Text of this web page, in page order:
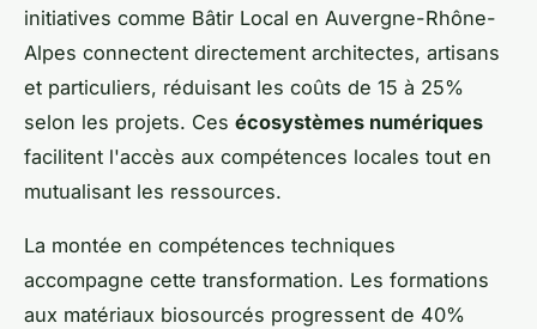
initiatives comme Bâtir Local en Auvergne-Rhône-
Alpes connectent directement architectes, artisans
et particuliers, réduisant les coûts de 15 à 25%
selon les projets. Ces écosystèmes numériques
facilitent l'accès aux compétences locales tout en
mutualisant les ressources.
La montée en compétences techniques
accompagne cette transformation. Les formations
aux matériaux biosourcés progressent de 40%